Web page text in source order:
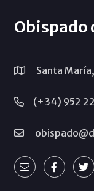
Obispado
Santa
(+34) 952